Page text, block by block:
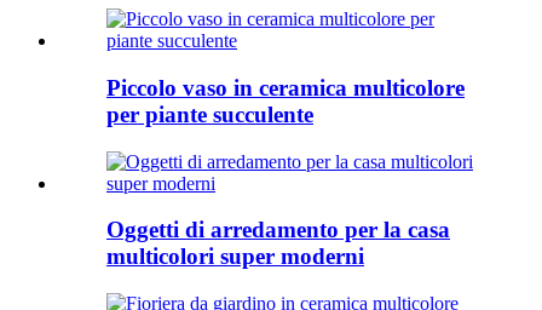
Piccolo vaso in ceramica multicolore
per piante succulente
Oggetti di arredamento per la casa
multicolori super moderni